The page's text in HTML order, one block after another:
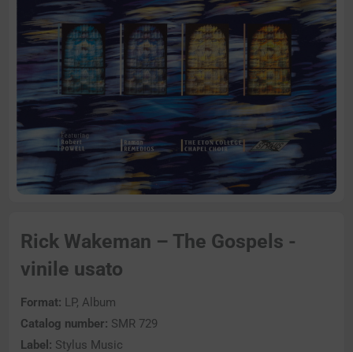
Rick Wakeman – The Gospels -
vinile usato
Format: LP, Album
Catalog number: SMR 729
Label: Stylus Music